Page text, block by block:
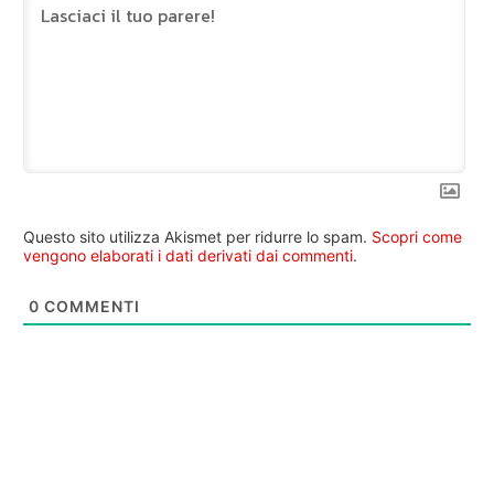
Questo sito utilizza Akismet per ridurre lo spam. Scopri come
vengono elaborati i dati derivati dai commenti.
0 COMMENTI